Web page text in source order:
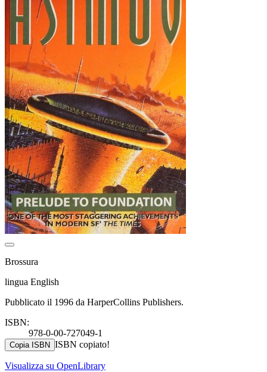
Brossura
lingua English
Pubblicato il 1996 da HarperCollins Publishers.
ISBN:
978-0-00-727049-1
Copia ISBN ISBN copiato!
Visualizza su OpenLibrary